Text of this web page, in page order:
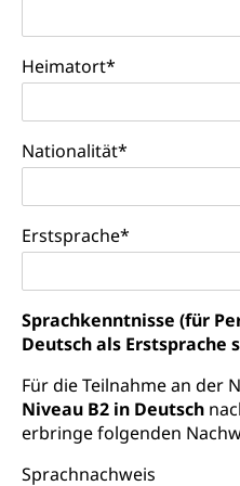
Heimatort*
Nationalität*
Erstsprache*
Sprachkenntnisse (für
Deutsch als Erstsprache
Für die Teilnahme an der
Niveau B2 in Deutsch
erbringe folgenden
Sprachnachweis
Öffentlicher
Schiffsverkehr,
Flussschifffahrt
Autoverkehr,
leistungsabhängige
Individualverkehr
zentras (Betrieb und
Verkehr und
Persönliches
Zivilstand
Geburt, Heirat, Ehe,
Zivilstandsamt,